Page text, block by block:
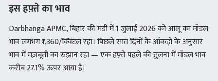
इस हफ़्ते का भाव
Darbhanga APMC, बिहार की मंडी में 1 जुलाई 2026 को आलू का मॉडल
भाव लगभग ₹1,360/क्विंटल रहा। पिछले सात दिनों के आँकड़ों के अनुसार
भाव में मज़बूती का रुझान रहा — एक हफ़्ते पहले की तुलना में मॉडल भाव
करीब 27.1% ऊपर आया है।